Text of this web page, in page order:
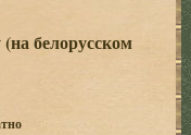
белорусском